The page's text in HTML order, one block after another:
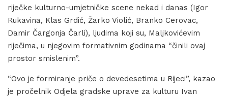
riječke kulturno-umjetničke scene nekad i danas (Igor
Rukavina, Klas Grdić, Žarko Violić, Branko Cerovac,
Damir Čargonja Čarli), ljudima koji su, Maljkovićevim
riječima, u njegovim formativnim godinama “činili ovaj
prostor smislenim”.
“Ovo je formiranje priče o devedesetima u Rijeci”, kazao
je pročelnik Odjela gradske uprave za kulturu Ivan